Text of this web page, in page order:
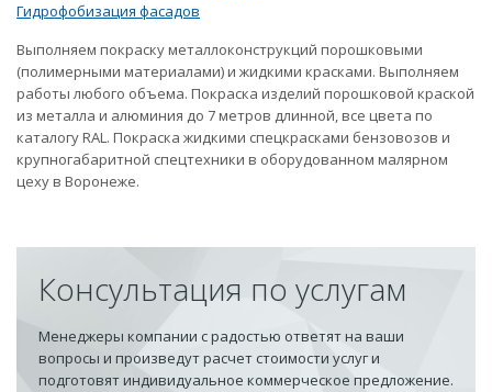
Гидрофобизация фасадов
Выполняем покраску металлоконструкций порошковыми
(полимерными материалами) и жидкими красками. Выполняем
работы любого объема. Покраска изделий порошковой краской
из металла и алюминия до 7 метров длинной, все цвета по
каталогу RAL. Покраска жидкими спецкрасками бензовозов и
крупногабаритной спецтехники в оборудованном малярном
цеху в Воронеже.
Консультация по услугам
Менеджеры компании с радостью ответят на ваши
вопросы и произведут расчет стоимости услуг и
подготовят индивидуальное коммерческое предложение.